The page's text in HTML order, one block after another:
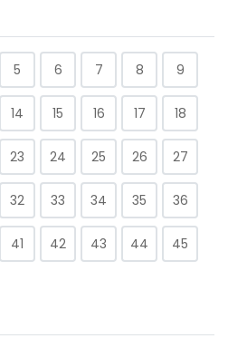
5 6 7 8 9
14 15 16 17 18
23 24 25 26 27
32 33 34 35 36
41 42 43 44 45